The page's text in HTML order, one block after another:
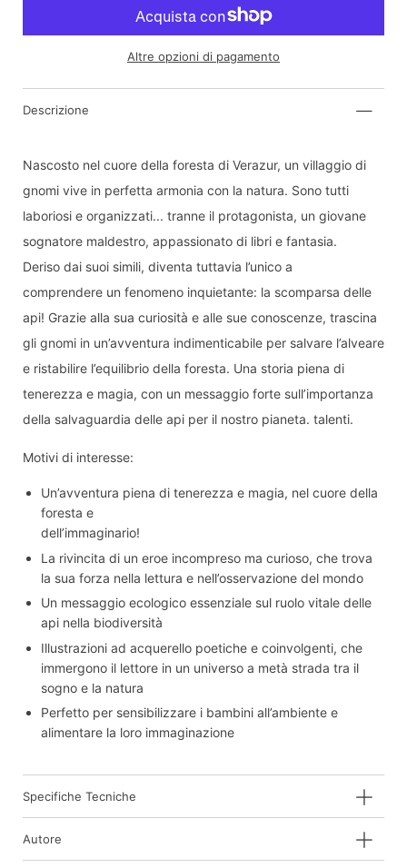
Altre opzioni di pagamento
Inviami una notifica quando il prodotto sarà di
Invia
Dichiaro di aver letto e compresoinformativa
sulla privacy.
Descrizione
Nascosto nel cuore della foresta di Verazur, un villaggio di
gnomi vive in perfetta armonia con la natura. Sono tutti
laboriosi e organizzati... tranne il protagonista, un giovane
sognatore maldestro, appassionato di libri e fantasia.
Deriso dai suoi simili, diventa tuttavia l’unico a
comprendere un fenomeno inquietante: la scomparsa delle
api! Grazie alla sua curiosità e alle sue conoscenze, trascina
gli gnomi in un’avventura indimenticabile per salvare l’alveare
e ristabilire l’equilibrio della foresta. Una storia piena di
tenerezza e magia, con un messaggio forte sull’importanza
della salvaguardia delle api per il nostro pianeta. talenti.
Motivi di interesse:
Un’avventura piena di tenerezza e magia, nel cuore della
foresta e
dell’immaginario!
La rivincita di un eroe incompreso ma curioso, che trova
la sua forza nella lettura e nell’osservazione del mondo
Un messaggio ecologico essenziale sul ruolo vitale delle
api nella biodiversità
Illustrazioni ad acquerello poetiche e coinvolgenti, che
immergono il lettore in un universo a metà strada tra il
sogno e la natura
Perfetto per sensibilizzare i bambini all’ambiente e
alimentare la loro immaginazione
Specifiche Tecniche
Autore